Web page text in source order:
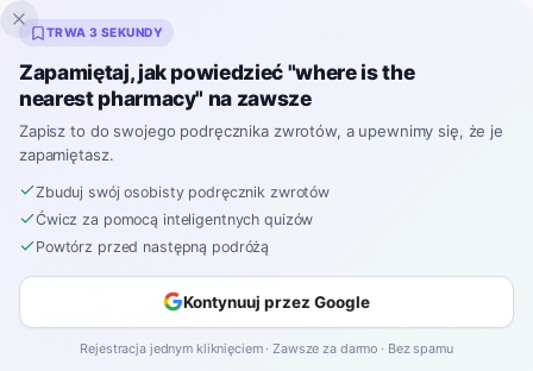
Inklingo
Hiszpański›Jak powiedzieć›Gdzie jest najbliższa apteka?
Gdzie jest
najbliższa
apteka?
PO HISZPAŃSKU
TRWA 3 SEKUNDY
Zapamiętaj, jak powiedzieć "where is the
nearest pharmacy" na zawsze
Zapisz to do swojego podręcznika zwrotów, a upewnimy się, że je
zapamiętasz.
Zbuduj swój osobisty podręcznik zwrotów
Ćwicz za pomocą inteligentnych quizów
Powtórz przed następną podróżą
Kontynuuj przez Google
Rejestracja jednym kliknięciem · Zawsze za darmo · Bez spamu